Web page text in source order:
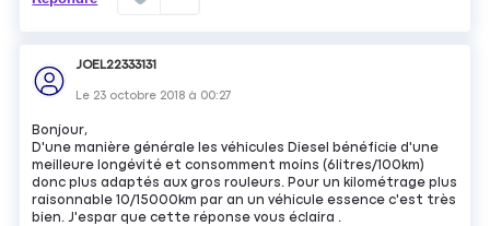
JOEL22333131
Le 23 octobre 2018 à 00:27
Bonjour,
D'une manière générale les véhicules Diesel bénéficie d'une
meilleure longévité et consomment moins (6litres/100km)
donc plus adaptés aux gros rouleurs. Pour un kilométrage plus
raisonnable 10/15000km par an un véhicule essence c'est très
bien. J'espar que cette réponse vous éclaira .